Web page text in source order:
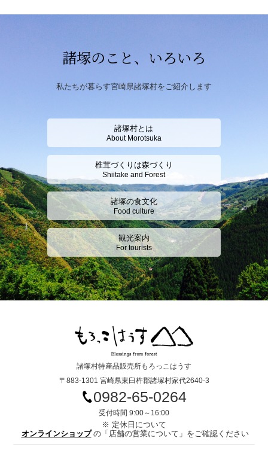
諸塚のこと、いろいろ
私たちが暮らす宮崎県諸塚村をご紹介します
諸塚村とは
About Morotsuka
椎茸づくりは森づくり
Shiitake and Forest
諸塚の食文化
Food culture
観光案内
For tourists
諸塚村特産品販売所もろっこはうす
〒883-1301 宮崎県東臼杵郡諸塚村家代2640-3
0982-65-0264
受付時間 9:00～16:00
※ 定休日について
オンラインショップ の「店舗の営業について」をご確認ください